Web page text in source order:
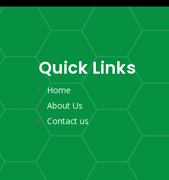
Quick Links
Home
About Us
Contact us